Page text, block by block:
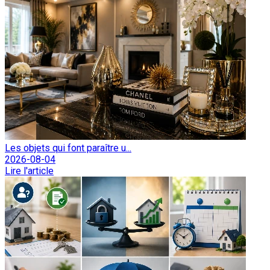
Les objets qui font paraître u...
2026-08-04
Lire l'article